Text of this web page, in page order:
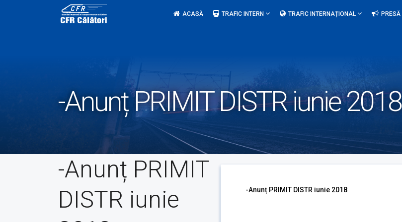
ACASĂ TRAFIC INTERN TRAFIC INTERNAȚIONAL PRESĂ
-Anunț PRIMIT DISTR iunie 2018
-Anunț PRIMIT
DISTR iunie
-Anunț PRIMIT DISTR iunie 2018